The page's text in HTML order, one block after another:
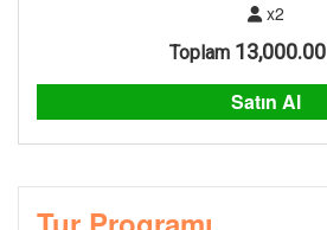
x2
Toplam 13,000.00
Satın Al